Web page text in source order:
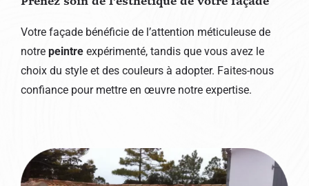
Votre façade bénéficie de l’attention méticuleuse de
notre peintre expérimenté, tandis que vous avez le
choix du style et des couleurs à adopter. Faites-nous
confiance pour mettre en œuvre notre expertise.